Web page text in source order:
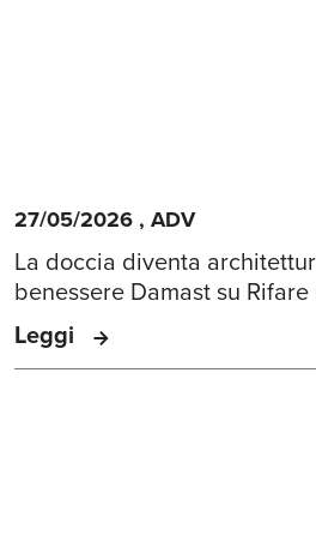
27/05/2026 , ADV
La doccia diventa
benessere Damast su Rifare
Leggi